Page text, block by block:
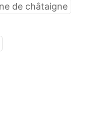
de châtaigne